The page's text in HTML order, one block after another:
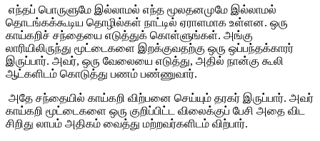
எந்தப் பொருளுமே இல்லாமல் எந்த மூலதனமுமே இல்லாமல்
தொடங்கக்கூடிய தொழில்கள் நாட்டில் ஏராளமாக உள்ளன. ஒரு
காய்கறிச் சந்தையை எடுத்துக் கொள்ளுங்கள். அங்கு
லாரியிலிருந்து மூட்டைகளை இறக்குவதற்கு ஒரு ஒப்பந்தக்காரர்
இருப்பார். அவர், ஒரு வேலையை எடுத்து, அதில் நான்கு கூலி
ஆட்களிடம் கொடுத்து பணம் பண்ணுவார்.
அதே சந்தையில் காய்கறி விற்பனை செய்யும் தரகர் இருப்பார். அவர்
காய்கறி மூட்டைகளை ஒரு குறிப்பிட்ட விலைக்குப் பேசி அதை விட
சிறிது லாபம் அதிகம் வைத்து மற்றவர்களிடம் விற்பார்.